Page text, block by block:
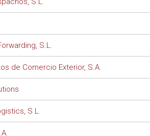
S.L.
de Comercio Exterior, S.A.
S.L.